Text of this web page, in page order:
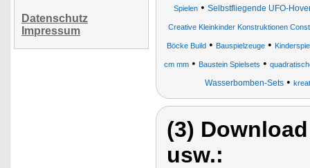
Datenschutz
Impressum
Spielen• Selbstfliegende UFO-
Creative Kleinkinder Konstruktionen
Böcke Build• Bauspielzeuge•
cm mm • Baustein Spielsets •
Wasserbomben-Sets•
(3)
usw.: